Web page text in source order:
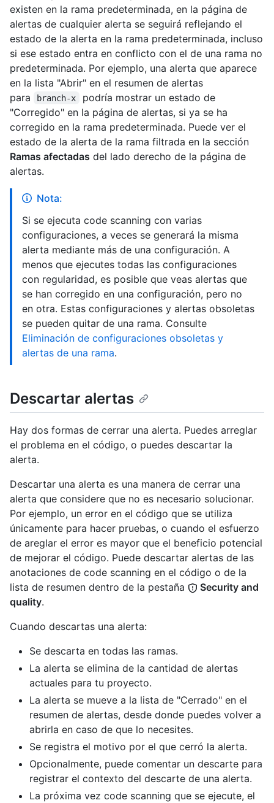
existen en la rama predeterminada, en la página de
alertas de cualquier alerta se seguirá reflejando el
estado de la alerta en la rama predeterminada, incluso
si ese estado entra en conflicto con el de una rama no
predeterminada. Por ejemplo, una alerta que aparece
en la lista "Abrir" en el resumen de alertas
para
branch-x
podría mostrar un estado de
"Corregido" en la página de alertas, si ya se ha
corregido en la rama predeterminada. Puede ver el
estado de la alerta de la rama filtrada en la sección
Ramas afectadas del lado derecho de la página de
alertas.
Nota:
Si se ejecuta code scanning con varias
configuraciones, a veces se generará la misma
alerta mediante más de una configuración. A
menos que ejecutes todas las configuraciones
con regularidad, es posible que veas alertas que
se han corregido en una configuración, pero no
en otra. Estas configuraciones y alertas obsoletas
se pueden quitar de una rama. Consulte
Eliminación de configuraciones obsoletas y
alertas de una rama.
Descartar alertas
Hay dos formas de cerrar una alerta. Puedes arreglar
el problema en el código, o puedes descartar la
alerta.
Descartar una alerta es una manera de cerrar una
alerta que considere que no es necesario solucionar.
Por ejemplo, un error en el código que se utiliza
únicamente para hacer pruebas, o cuando el esfuerzo
de areglar el error es mayor que el beneficio potencial
de mejorar el código. Puede descartar alertas de las
anotaciones de code scanning en el código o de la
lista de resumen dentro de la pestaña
Security and
quality.
Cuando descartas una alerta:
Se descarta en todas las ramas.
La alerta se elimina de la cantidad de alertas
actuales para tu proyecto.
La alerta se mueve a la lista de "Cerrado" en el
resumen de alertas, desde donde puedes volver a
abrirla en caso de que lo necesites.
Se registra el motivo por el que cerró la alerta.
Opcionalmente, puede comentar un descarte para
registrar el contexto del descarte de una alerta.
La próxima vez code scanning que se ejecute, el